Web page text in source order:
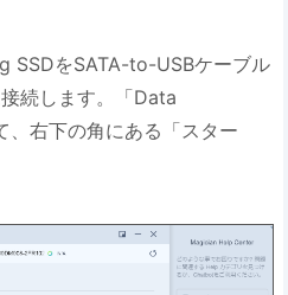
SSDをSATA-to-USBケーブル
続します。「Data
右下の角にある「スター